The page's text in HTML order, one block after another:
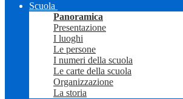
Scuola
Panoramica
Presentazione
I luoghi
Le persone
I numeri della scuola
Le carte della scuola
Organizzazione
La storia